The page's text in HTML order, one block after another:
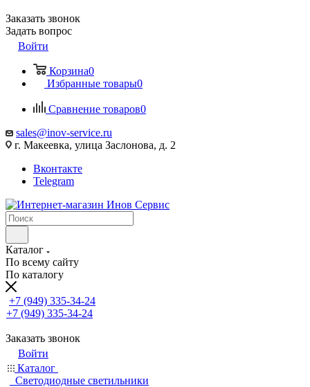
Заказать звонок
Задать вопрос
Войти
Корзина0
Избранные товары0
Сравнение товаров0
sales@inov-service.ru
г. Макеевка, улица Заслонова, д. 2
Вконтакте
Telegram
Каталог
По всему сайту
По каталогу
+7 (949) 335-34-24
+7 (949) 335-34-24
Заказать звонок
Войти
Каталог
Светодиодные светильники